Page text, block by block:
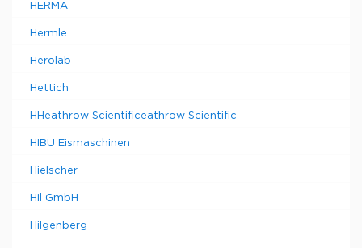
HERMA
Hermle
Herolab
Hettich
HHeathrow Scientificeathrow Scientific
HIBU Eismaschinen
Hielscher
Hil GmbH
Hilgenberg